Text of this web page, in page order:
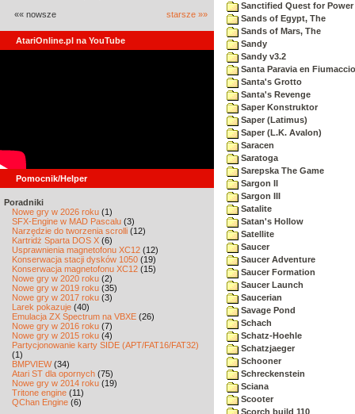
«« nowsze starsze »»
AtariOnline.pl na YouTube
Pomocnik/Helper
Poradniki
Nowe gry w 2026 roku (1)
SFX-Engine w MAD Pascalu (3)
Narzędzie do tworzenia scrolli (12)
Kartridż Sparta DOS X (6)
Usprawnienia magnetofonu XC12 (12)
Konserwacja stacji dysków 1050 (19)
Konserwacja magnetofonu XC12 (15)
Nowe gry w 2020 roku (2)
Nowe gry w 2019 roku (35)
Nowe gry w 2017 roku (3)
Larek pokazuje (40)
Emulacja ZX Spectrum na VBXE (26)
Nowe gry w 2016 roku (7)
Nowe gry w 2015 roku (4)
Partycjonowanie karty SIDE (APT/FAT16/FAT32)
(1)
BMPVIEW(34)
Atari ST dla opornych (75)
Nowe gry w 2014 roku (19)
Tritone engine (11)
QChan Engine (6)
Sanctified Quest for Power
Sands of Egypt, The
Sands of Mars, The
Sandy
Sandy v3.2
Santa Paravia en Fiumaccio
Santa's Grotto
Santa's Revenge
Saper Konstruktor
Saper (Latimus)
Saper (L.K. Avalon)
Saracen
Saratoga
Sarepska The Game
Sargon II
Sargon III
Satalite
Satan's Hollow
Satellite
Saucer
Saucer Adventure
Saucer Formation
Saucer Launch
Saucerian
Savage Pond
Schach
Schatz-Hoehle
Schatzjaeger
Schooner
Schreckenstein
Sciana
Scooter
Scorch build 110